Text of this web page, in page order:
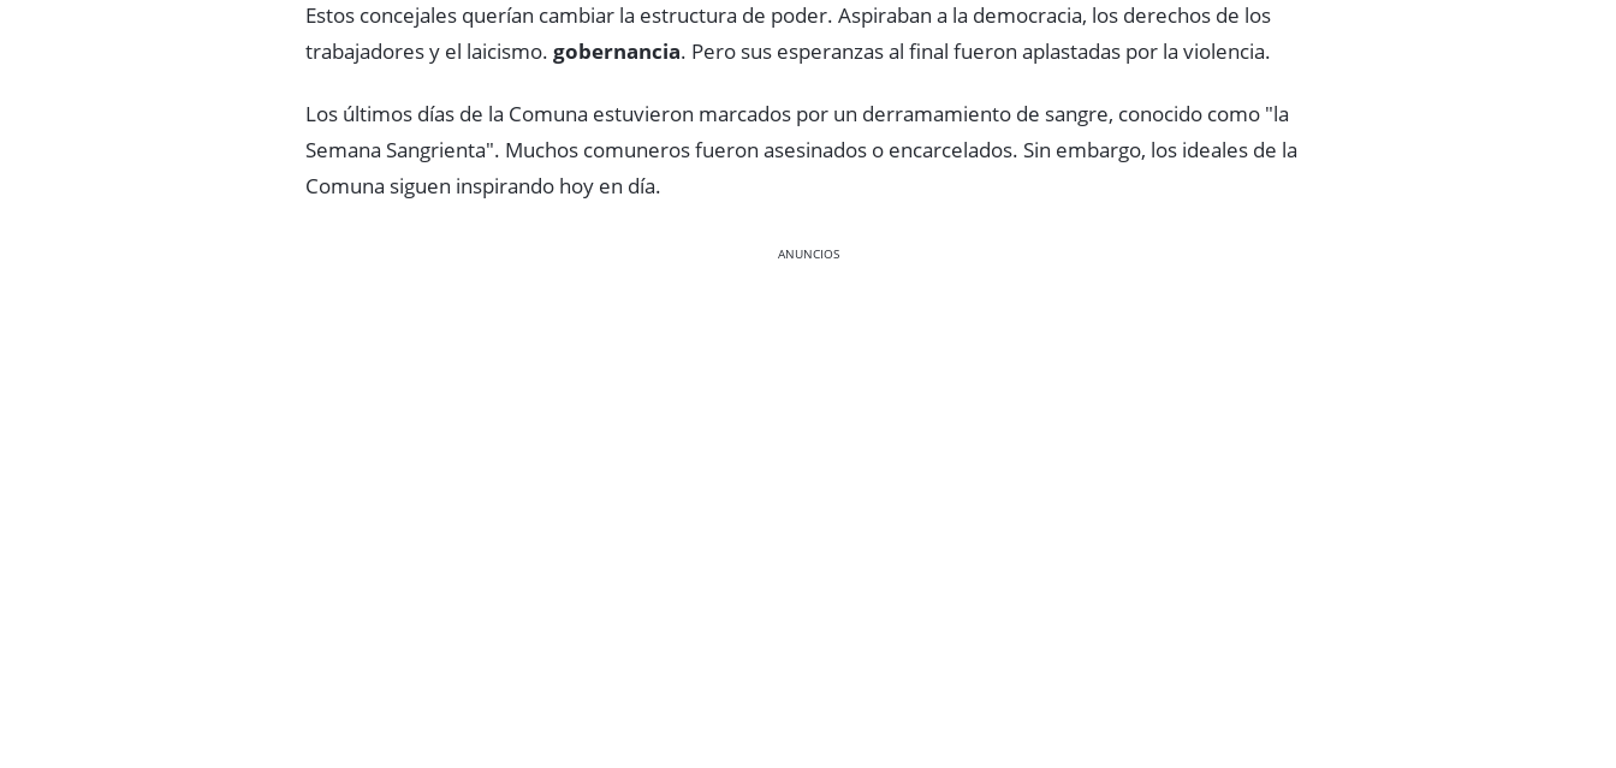
Estos concejales querían cambiar la estructura de poder. Aspiraban a la democracia, los derechos de los
trabajadores y el laicismo. gobernancia. Pero sus esperanzas al final fueron aplastadas por la violencia.
Los últimos días de la Comuna estuvieron marcados por un derramamiento de sangre, conocido como "la
Semana Sangrienta". Muchos comuneros fueron asesinados o encarcelados. Sin embargo, los ideales de la
Comuna siguen inspirando hoy en día.
ANUNCIOS